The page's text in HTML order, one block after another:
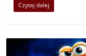
Czytaj dalej